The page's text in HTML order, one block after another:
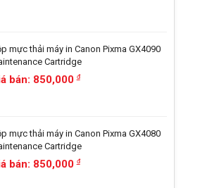
mực thải máy in Canon Pixma GX4090
Cartridge
bán: 850,000đ
mực thải máy in Canon Pixma GX4080
Cartridge
bán: 850,000đ